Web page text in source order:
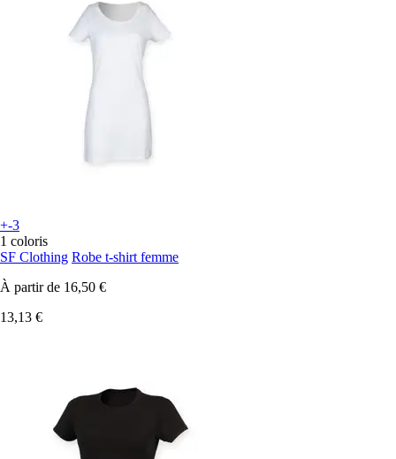
+-3
1 coloris
SF Clothing Robe t-shirt femme
À partir de 16,50 €
13,13 €